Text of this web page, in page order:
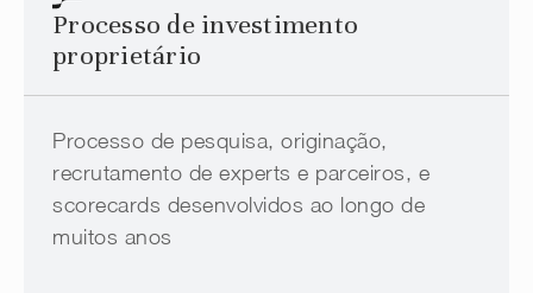
Processo de investimento
proprietário
Processo de pesquisa, originação,
recrutamento de experts e parceiros, e
scorecards desenvolvidos ao longo de
muitos anos